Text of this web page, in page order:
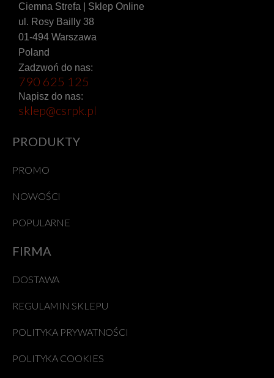
Ciemna Strefa | Sklep Online
ul. Rosy Bailly 38
01-494 Warszawa
Poland
Zadzwoń do nas:
790 625 125
Napisz do nas:
sklep@csrpk.pl
PRODUKTY
PROMO
NOWOŚCI
POPULARNE
FIRMA
DOSTAWA
REGULAMIN SKLEPU
POLITYKA PRYWATNOŚCI
POLITYKA COOKIES